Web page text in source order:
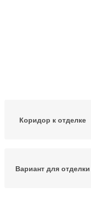
Коридор к отделке
Вариант для отделки